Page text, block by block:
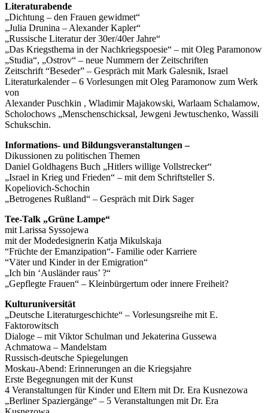
Literaturabende
„Dichtung – den Frauen gewidmet“
„Julia Drunina – Alexander Kapler“
„Russische Literatur der 30er/40er Jahre“
„Das Kriegsthema in der Nachkriegspoesie“ – mit Oleg Paramonow
„Studia“, „Ostrov“ – neue Nummern der Zeitschriften
Zeitschrift “Beseder” – Gespräch mit Mark Galesnik, Israel
Literaturkalender – 6 Vorlesungen mit Oleg Paramonow zum Werk
von
Alexander Puschkin , Wladimir Majakowski, Warlaam Schalamow,
Scholochows „Menschenschicksal, Jewgeni Jewtuschenko, Wassili
Schukschin.
Informations- und Bildungsveranstaltungen –
Dikussionen zu politischen Themen
Daniel Goldhagens Buch „Hitlers willige Vollstrecker“
„Israel in Krieg und Frieden“ – mit dem Schriftsteller S.
Kopeliovich-Schochin
„Betrogenes Rußland“ – Gespräch mit Dirk Sager
Tee-Talk „Grüne Lampe“
mit Larissa Syssojewa
mit der Modedesignerin Katja Mikulskaja
“Früchte der Emanzipation“- Familie oder Karriere
“Väter und Kinder in der Emigration“
„Ich bin ‘Ausländer raus’ ?“
„Gepflegte Frauen“ – Kleinbürgertum oder innere Freiheit?
Kulturuniversität
„Deutsche Literaturgeschichte“ – Vorlesungsreihe mit E.
Faktorowitsch
Dialoge – mit Viktor Schulman und Jekaterina Gussewa
Achmatowa – Mandelstam
Russisch-deutsche Spiegelungen
Moskau-Abend: Erinnerungen an die Kriegsjahre
Erste Begegnungen mit der Kunst
4 Veranstaltungen für Kinder und Eltern mit Dr. Era Kusnezowa
„Berliner Spaziergänge“ – 5 Veranstaltungen mit Dr. Era